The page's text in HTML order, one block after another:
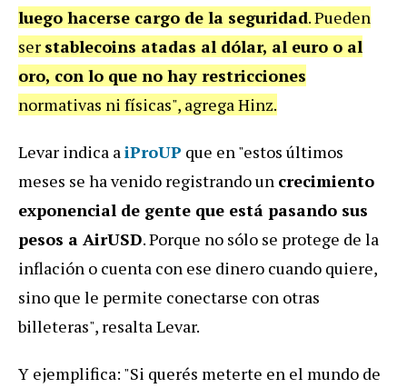
luego hacerse cargo de la seguridad. Pueden
ser stablecoins atadas al dólar, al euro o al
oro, con lo que no hay restricciones
normativas ni físicas", agrega Hinz.
Levar indica aiProUP que en "estos últimos
meses se ha venido registrando un crecimiento
exponencial de gente que está pasando sus
pesos a AirUSD. Porque no sólo se protege de la
inflación o cuenta con ese dinero cuando quiere,
sino que le permite conectarse con otras
billeteras", resalta Levar.
Y ejemplifica: "Si querés meterte en el mundo de